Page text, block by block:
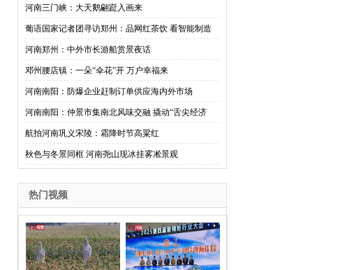
河南三门峡：大天鹅翩跹入画来
葡语国家记者团寻访郑州：品网红茶饮 看智能制造
河南郑州：中外市长游船赏景夜话
邓州腰店镇：一朵“伞花”开 万户幸福来
河南南阳：防爆企业赶制订单供应海内外市场
河南南阳：仲景市集南北风味交融 撬动“舌尖经济
航拍河南巩义宋陵：霜降时节高粱红
秋色与冬景同框 河南尧山现冰挂雾凇景观
热门视频